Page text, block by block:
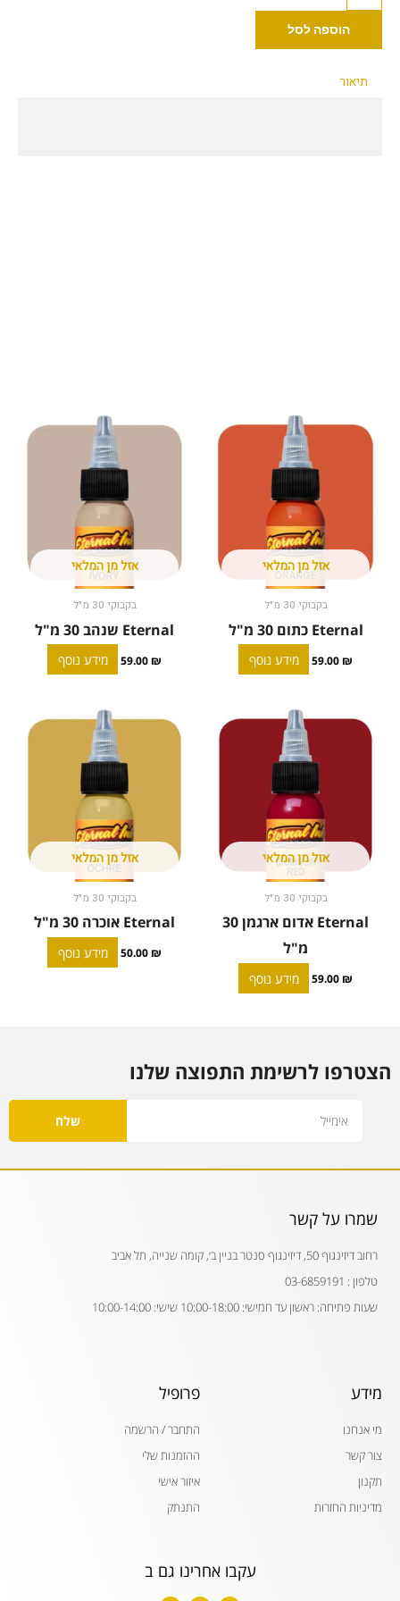
מ4
הוספה לסל
תיאור
אזל מן המלאי
בקבוקי 30 מ"ל
Eternal כתום 30 מ"ל
59.00 ₪ מידע נוסף
אזל מן המלאי
בקבוקי 30 מ"ל
Eternal שנהב 30 מ"ל
59.00 ₪ מידע נוסף
אזל מן המלאי
בקבוקי 30 מ"ל
Eternal אדום ארגמן 30
מ"ל
59.00 ₪ מידע נוסף
אזל מן המלאי
בקבוקי 30 מ"ל
Eternal אוכרה 30 מ"ל
50.00 ₪ מידע נוסף
הצטרפו לרשימת התפוצה שלנו
שלח
שמרו על קשר
רחוב דיזינגוף 50, דיזינגוף סנטר בניין ב׳, קומה שנייה, תל אביב
טלפון : 03-6859191
שעות פתיחה: ראשון עד חמישי: 10:00-18:00 שישי: 10:00-14:00
מידע
מי אנחנו
צור קשר
תקנון
מדיניות החזרות
פרופיל
התחבר / הרשמה
ההזמנות שלי
איזור אישי
התנתק
עקבו אחרינו גם ב